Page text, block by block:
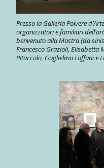
Presso la Galleria Polvere
organizzatori e familiari
benvenuto alla Mostra (da
Francesco Grazioli, Elisabetta
Pitaccolo, Guglielmo Foffani e